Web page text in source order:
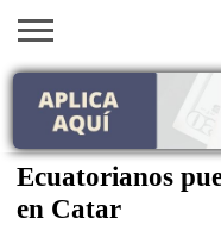
INICIO
AYUDAS
ECONÓMICAS
VACANTES
EN EEUU
SACA
TU
VISA
EMPLEOS
TRÁMITES
PRÉSTAMOS
CURSOS
HOGAR
BELLEZA
Ecuatorianos
en Catar